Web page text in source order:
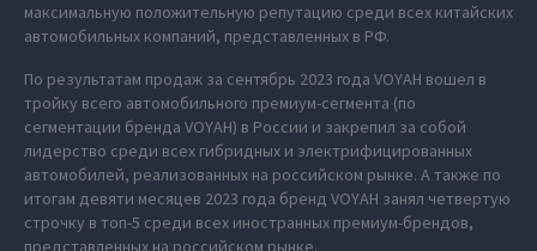
максимальную положительную репутацию среди всех китайских
автомобильных компаний, представленных в РФ.
По результатам продаж за сентябрь 2023 года VOYAH вошел в
тройку всего автомобильного премиум-сегмента (по
сегментации бренда VOYAH) в России и закрепил за собой
лидерство среди всех гибридных и электрифицированных
автомобилей, реализованных на российском рынке. А также по
итогам девяти месяцев 2023 года бренд VOYAH занял четвертую
строчку в топ-5 среди всех иностранных премиум-брендов,
представленных на российском рынке.